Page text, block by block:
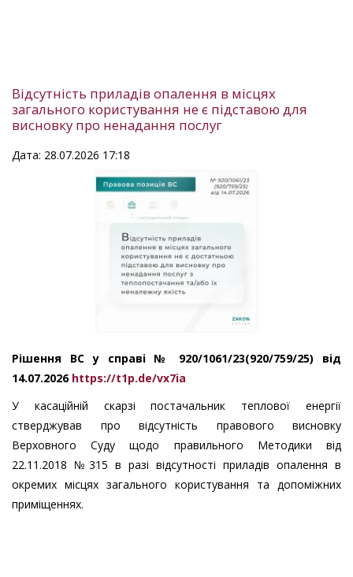
Відсутність приладів опалення в місцях
загального користування не є підставою для
висновку про ненадання послуг
Дата: 28.07.2026 17:18
Рішення ВС у справі № 920/1061/23(920/759/25) від
14.07.2026 https://t1p.de/vx7ia
У касаційній скарзі постачальник теплової енергії
стверджував про відсутність правового висновку
Верховного Суду щодо правильного Методики від
22.11.2018 №315 в разі відсутності приладів опалення в
окремих місцях загального користування та допоміжних
приміщеннях.